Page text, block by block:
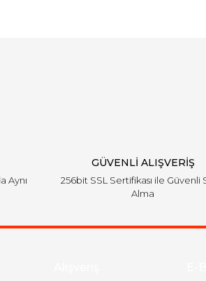
Aynı
GÜVENLİ ALIŞVERİŞ
256bit SSL Sertifikası ile Güvenli
Alma